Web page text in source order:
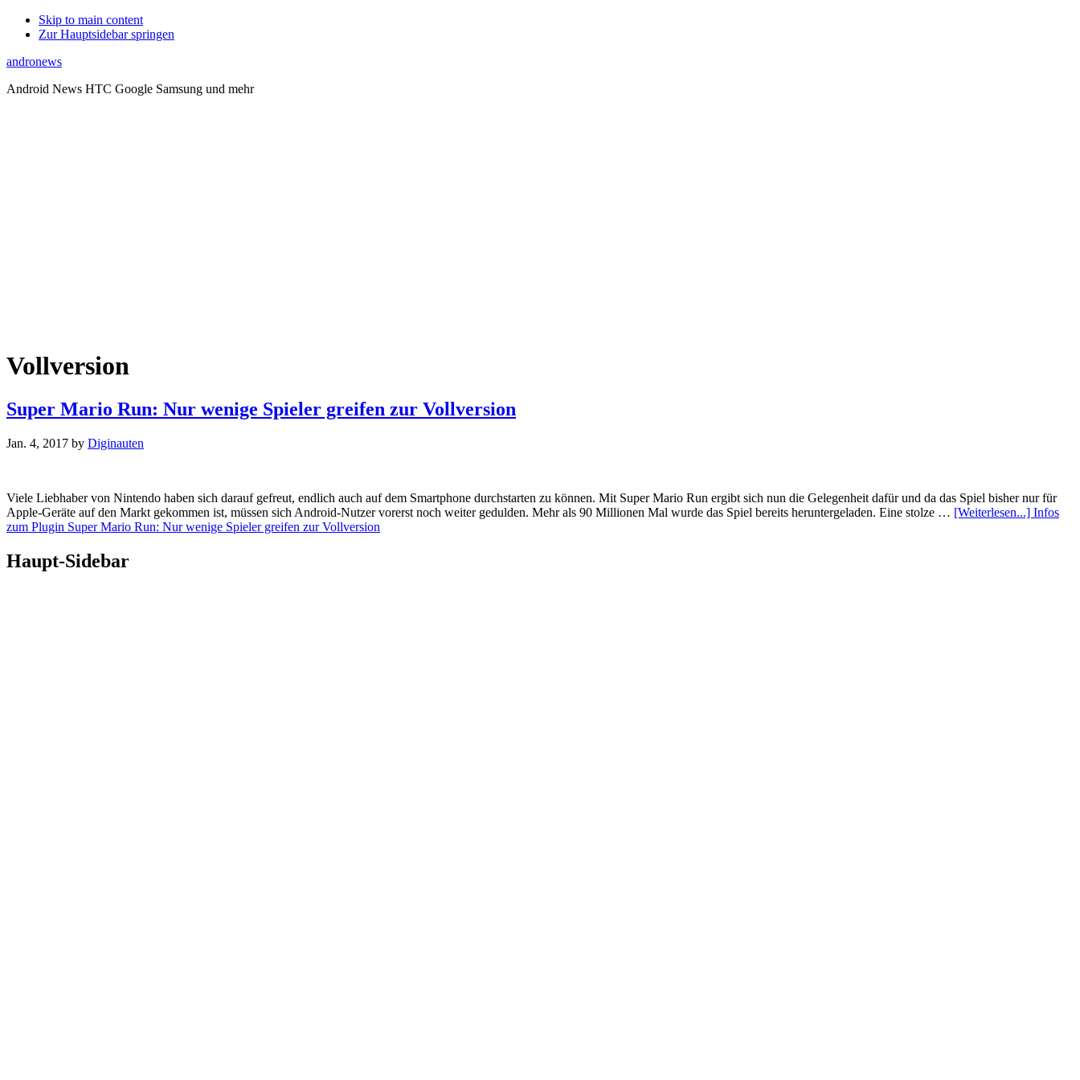
Skip to main content
Zur Hauptsidebar springen
andronews
Android News HTC Google Samsung und mehr
Vollversion
Super Mario Run: Nur wenige Spieler greifen zur Vollversion
Jan. 4, 2017 by Diginauten
Viele Liebhaber von Nintendo haben sich darauf gefreut, endlich auch auf dem Smartphone durchstarten zu können. Mit Super Mario Run ergibt sich nun die Gelegenheit dafür und da das Spiel bisher nur für
Apple-Geräte auf den Markt gekommen ist, müssen sich Android-Nutzer vorerst noch weiter gedulden. Mehr als 90 Millionen Mal wurde das Spiel bereits heruntergeladen. Eine stolze … [Weiterlesen...] Infos
zum Plugin Super Mario Run: Nur wenige Spieler greifen zur Vollversion
Haupt-Sidebar